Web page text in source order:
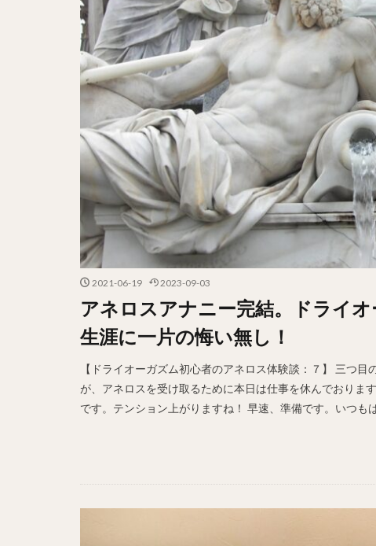
2021-06-19 2023-09-03
アネロスアナニー完結。ドライ
生涯に一片の悔い無し！
【ドライオーガズム初心者のアネロス体験談：７】 三つ
が、アネロスを受け取るために本日は仕事を休んでおりま
です。テンション上がりますね！ 早速、準備です。いつも